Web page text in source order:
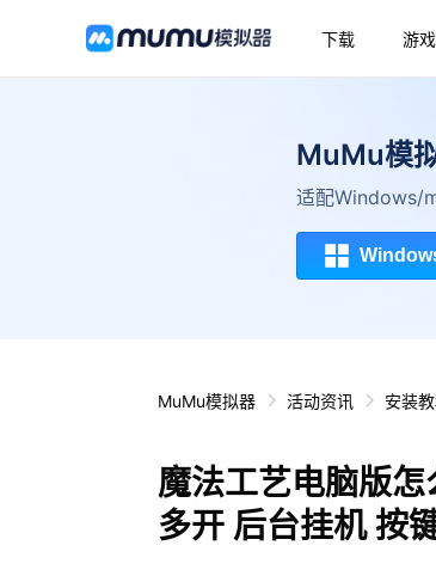
下载 游戏
MuMu模
适配Windows/
MuMu模拟器 活动资讯 安装
魔法工艺电脑版
多开 后台挂机 按